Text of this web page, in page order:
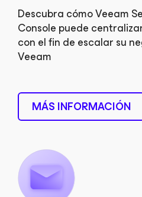
Descubra cómo Veeam
Console puede
con el fin de escalar su
Veeam
MÁS INFORMACIÓN